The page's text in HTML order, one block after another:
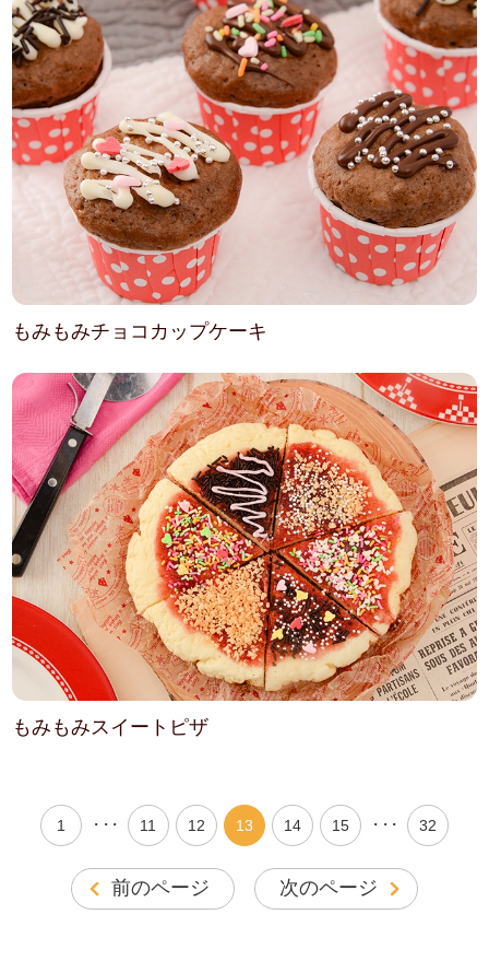
もみもみチョコカップケーキ
もみもみスイートピザ
前のページ
1 ・・・ 11 12 13 14 15 ・・・ 32
次のページ